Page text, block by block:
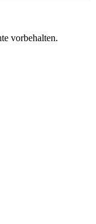
vorbehalten.